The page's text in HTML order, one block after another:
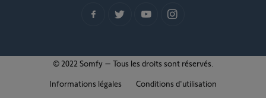
© 2022 Somfy – Tous les droits sont réservés.
Informations légales
Conditions d'utilisation